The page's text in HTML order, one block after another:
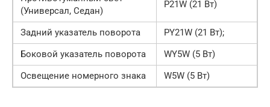
(Универсал, Седан)
P21W (21 Вт)
Задний указатель поворота
PY21W (21 Вт);
Боковой указатель поворота
WY5W (5 Вт)
Освещение номерного знака
W5W (5 Вт)